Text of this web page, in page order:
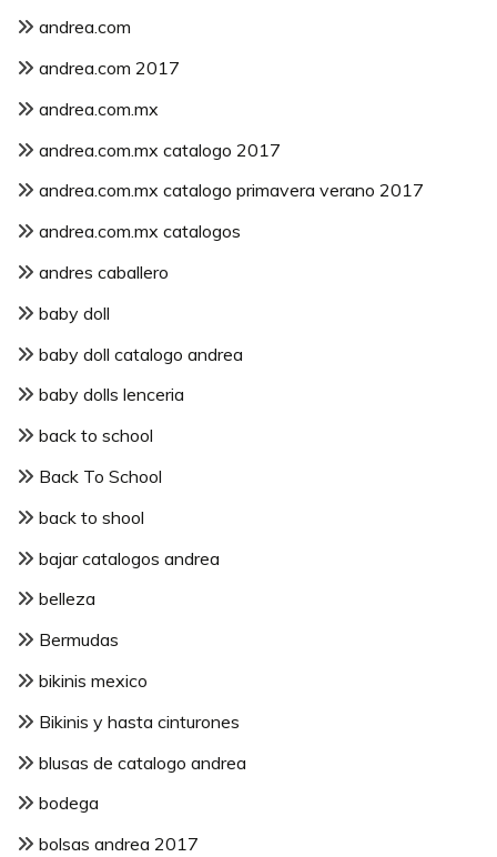
andrea.com
andrea.com 2017
andrea.com.mx
andrea.com.mx catalogo 2017
andrea.com.mx catalogo primavera verano 2017
andrea.com.mx catalogos
andres caballero
baby doll
baby doll catalogo andrea
baby dolls lenceria
back to school
Back To School
back to shool
bajar catalogos andrea
belleza
Bermudas
bikinis mexico
Bikinis y hasta cinturones
blusas de catalogo andrea
bodega
bolsas andrea 2017